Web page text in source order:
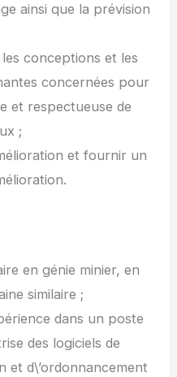
ainsi que la prévision
conceptions et les
concernées pour
et respectueuse de
;
et fournir un
en génie minier, en
similaire ;
dans un poste
des logiciels de
et d\’ordonnancement